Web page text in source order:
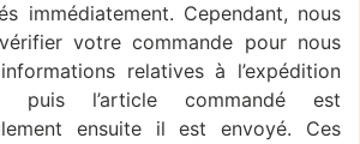
immédiatement. Cependant, nous
votre commande pour nous
relatives à l’expédition
puis l’article commandé est
ensuite il est envoyé. Ces